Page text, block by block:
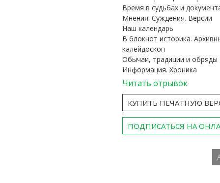
Время в судьбах и
Мнения. Суждения. Версии
Наш календарь
В блокнот историка.
калейдоскоп
Обычаи, традиции и обряды
Информация. Хроника
Читать отрывок
КУПИТЬ ПЕЧАТНУЮ
ПОДПИСАТЬСЯ НА